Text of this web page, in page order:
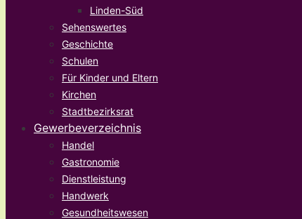
Linden-Süd
Sehenswertes
Geschichte
Schulen
Für Kinder und Eltern
Kirchen
Stadtbezirksrat
Gewerbeverzeichnis
Handel
Gastronomie
Dienstleistung
Handwerk
Gesundheitswesen